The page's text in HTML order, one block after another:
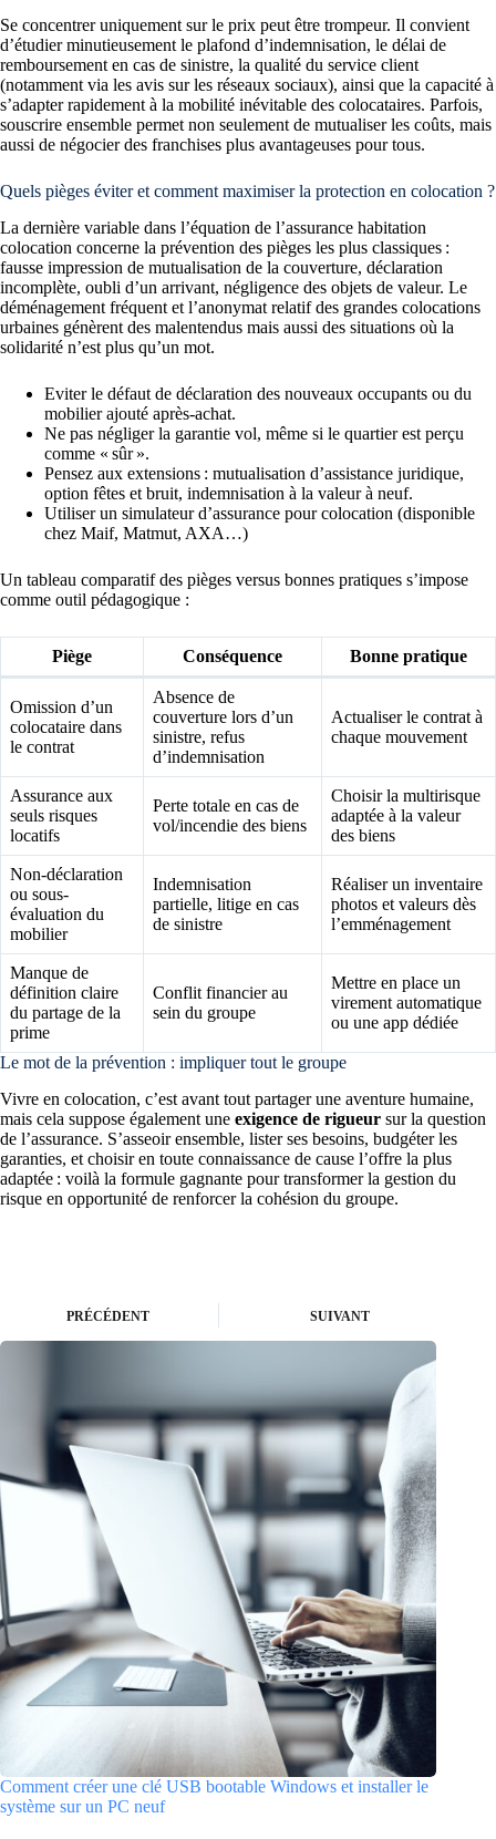
Se concentrer uniquement sur le prix peut être trompeur. Il convient
d’étudier minutieusement le plafond d’indemnisation, le délai de
remboursement en cas de sinistre, la qualité du service client
(notamment via les avis sur les réseaux sociaux), ainsi que la capacité à
s’adapter rapidement à la mobilité inévitable des colocataires. Parfois,
souscrire ensemble permet non seulement de mutualiser les coûts, mais
aussi de négocier des franchises plus avantageuses pour tous.
Quels pièges éviter et comment maximiser la protection en colocation ?
La dernière variable dans l’équation de l’assurance habitation
colocation concerne la prévention des pièges les plus classiques :
fausse impression de mutualisation de la couverture, déclaration
incomplète, oubli d’un arrivant, négligence des objets de valeur. Le
déménagement fréquent et l’anonymat relatif des grandes colocations
urbaines génèrent des malentendus mais aussi des situations où la
solidarité n’est plus qu’un mot.
Eviter le défaut de déclaration des nouveaux occupants ou du
mobilier ajouté après-achat.
Ne pas négliger la garantie vol, même si le quartier est perçu
comme « sûr ».
Pensez aux extensions : mutualisation d’assistance juridique,
option fêtes et bruit, indemnisation à la valeur à neuf.
Utiliser un simulateur d’assurance pour colocation (disponible
chez Maif, Matmut, AXA…)
Un tableau comparatif des pièges versus bonnes pratiques s’impose
comme outil pédagogique :
Piège Conséquence Bonne pratique
Omission d’un
colocataire dans
le contrat
Absence de
couverture lors d’un
sinistre, refus
d’indemnisation
Actualiser le contrat à
chaque mouvement
Assurance aux
seuls risques
locatifs
Perte totale en cas de
vol/incendie des biens
Choisir la multirisque
adaptée à la valeur
des biens
Non-déclaration
ou sous-
évaluation du
mobilier
Indemnisation
partielle, litige en cas
de sinistre
Réaliser un inventaire
photos et valeurs dès
l’emménagement
Manque de
définition claire
du partage de la
prime
Conflit financier au
sein du groupe
Mettre en place un
virement automatique
ou une app dédiée
Le mot de la prévention : impliquer tout le groupe
Vivre en colocation, c’est avant tout partager une aventure humaine,
mais cela suppose également une exigence de rigueur sur la question
de l’assurance. S’asseoir ensemble, lister ses besoins, budgéter les
garanties, et choisir en toute connaissance de cause l’offre la plus
adaptée : voilà la formule gagnante pour transformer la gestion du
risque en opportunité de renforcer la cohésion du groupe.
PRÉCÉDENT SUIVANT
Comment créer une clé USB bootable Windows et installer le
système sur un PC neuf